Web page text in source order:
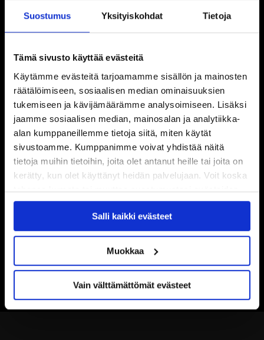
Suostumus Yksityiskohdat Tietoja
Tämä sivusto käyttää evästeitä
Käytämme evästeitä tarjoamamme sisällön ja mainosten
räätälöimiseen, sosiaalisen median ominaisuuksien
tukemiseen ja kävijämäärämme analysoimiseen. Lisäksi
jaamme sosiaalisen median, mainosalan ja analytiikka-
alan kumppaneillemme tietoja siitä, miten käytät
sivustoamme. Kumppanimme voivat yhdistää näitä
tietoja muihin tietoihin, joita olet antanut heille tai joita on
kerätty, kun olet käyttänyt heidän palvelujaan. Voit koska
tahansa kumota tai muuttaa suostumustasi evästeiden
käytöstäEvästeet-sivultamme.
Salli kaikki evästeet
Muokkaa
Vain välttämättömät evästeet